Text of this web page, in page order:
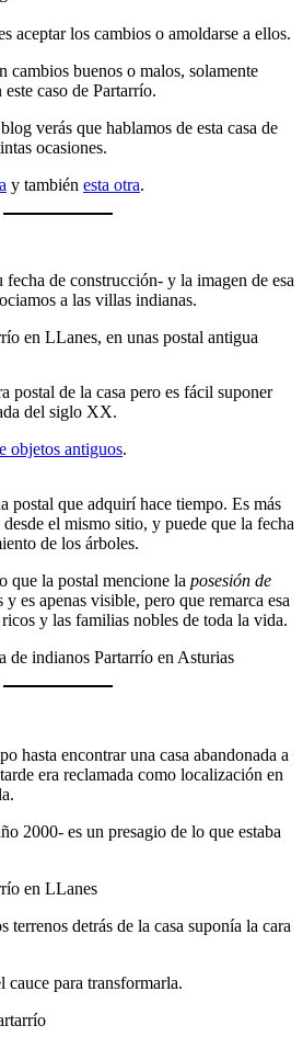
aceptar los cambios o amoldarse a ellos.
cambios buenos o malos, solamente
caso de Partarrío.
verás que hablamos de esta casa de
ocasiones.
y también esta otra.
de construcción- y la imagen de esa
a las villas indianas.
postal de la casa pero es fácil suponer
del siglo XX.
objetos antiguos.
postal que adquirí hace tiempo. Es más
desde el mismo sitio, y puede que la fecha
de los árboles.
que la postal mencione la posesión de
y es apenas visible, pero que remarca esa
y las familias nobles de toda la vida.
hasta encontrar una casa abandonada a
era reclamada como localización en
2000- es un presagio de lo que estaba
detrás de la casa suponía la cara
para transformarla.